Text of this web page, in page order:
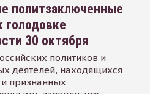
политзаключенные
голодовке
30 октября
политиков и
деятелей, находящихся
признанных